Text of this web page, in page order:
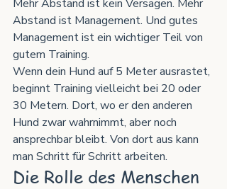
Mehr Abstand ist kein Versagen. Mehr
Abstand ist Management. Und gutes
Management ist ein wichtiger Teil von
gutem Training.
Wenn dein Hund auf 5 Meter ausrastet,
beginnt Training vielleicht bei 20 oder
30 Metern. Dort, wo er den anderen
Hund zwar wahrnimmt, aber noch
ansprechbar bleibt. Von dort aus kann
man Schritt für Schritt arbeiten.
Die Rolle des Menschen